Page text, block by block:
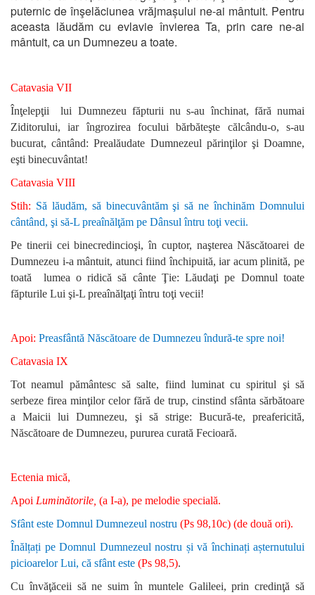
puternic de înşelăciunea vrăjmașului ne-ai mântuit. Pentru
aceasta lăudăm cu evlavie învierea Ta, prin care ne-ai
mântuit, ca un Dumnezeu a toate.
Catavasia VII
Înţelepţii lui Dumnezeu făpturii nu s-au închinat, fără numai
Ziditorului, iar îngrozirea focului bărbăteşte călcându-o, s-au
bucurat, cântând: Prealăudate Dumnezeul părinţilor şi Doamne,
eşti binecuvântat!
Catavasia VIII
Stih: Să lăudăm, să binecuvântăm şi să ne închinăm Domnului
cântând, şi să-L preaînălţăm pe Dânsul întru toţi vecii.
Pe tinerii cei binecredincioşi, în cuptor, naşterea Născătoarei de
Dumnezeu i-a mântuit, atunci fiind închipuită, iar acum plinită, pe
toată lumea o ridică să cânte Ţie: Lăudaţi pe Domnul toate
făpturile Lui şi-L preaînălţaţi întru toţi vecii!
Apoi: Preasfântă Născătoare de Dumnezeu îndură-te spre noi!
Catavasia IX
Tot neamul pământesc să salte, fiind luminat cu spiritul şi să
serbeze firea minţilor celor fără de trup, cinstind sfânta sărbătoare
a Maicii lui Dumnezeu, şi să strige: Bucură-te, preafericită,
Născătoare de Dumnezeu, pururea curată Fecioară.
Ectenia mică,
Apoi Luminătorile, (a I-a), pe melodie specială.
Sfânt este Domnul Dumnezeul nostru (Ps 98,10c) (de două ori).
Înălțați pe Domnul Dumnezeul nostru și vă închinați așternutului
picioarelor Lui, că sfânt este (Ps 98,5).
Cu învăţăceii să ne suim în muntele Galileei, prin credinţă să